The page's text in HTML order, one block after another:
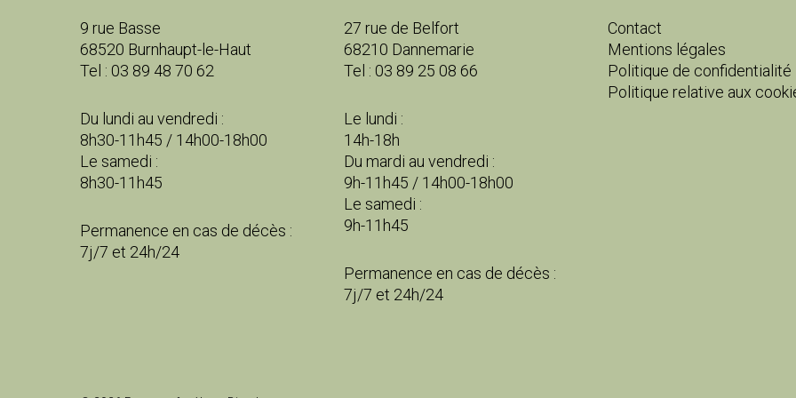
9 rue Basse
68520 Burnhaupt-le-Haut
Tel : 03 89 48 70 62
Du lundi au vendredi :
8h30-11h45 / 14h00-18h00
Le samedi :
8h30-11h45
Permanence en cas de décès :
7j/7 et 24h/24
27 rue de Belfort
68210 Dannemarie
Tel : 03 89 25 08 66
Le lundi :
14h-18h
Du mardi au vendredi :
9h-11h45 / 14h00-18h00
Le samedi :
9h-11h45
Permanence en cas de décès :
7j/7 et 24h/24
Contact
Mentions légales
Politique de confidentialité
Politique relative aux